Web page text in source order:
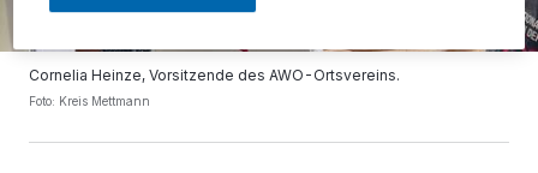
Cornelia Heinze, Vorsitzende des AWO-Ortsvereins.
Foto: Kreis Mettmann